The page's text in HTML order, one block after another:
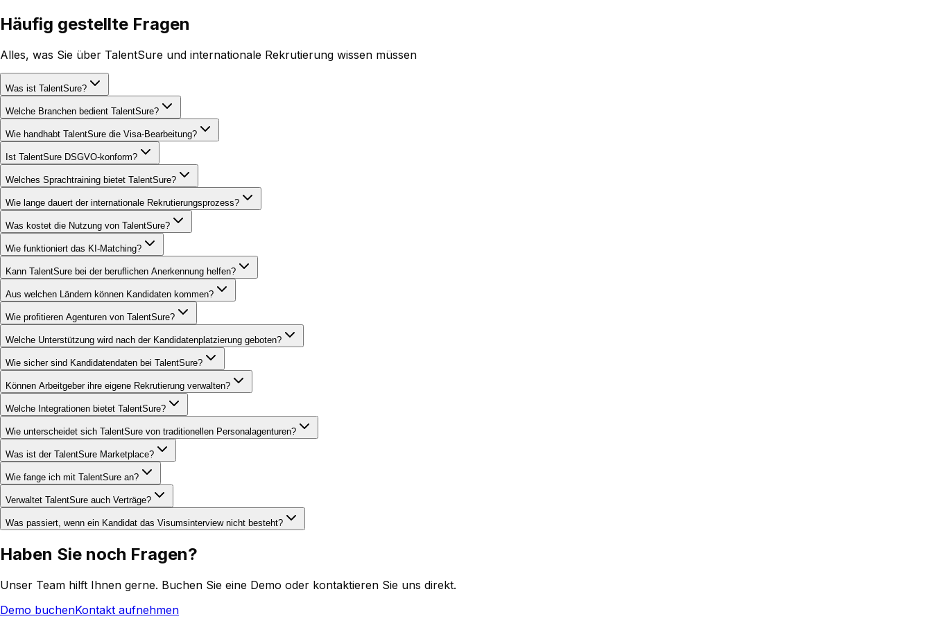
Häufig gestellte Fragen
Alles, was Sie über TalentSure und internationale Rekrutierung wissen müssen
Was ist TalentSure?
Welche Branchen bedient TalentSure?
Wie handhabt TalentSure die Visa-Bearbeitung?
Ist TalentSure DSGVO-konform?
Welches Sprachtraining bietet TalentSure?
Wie lange dauert der internationale Rekrutierungsprozess?
Was kostet die Nutzung von TalentSure?
Wie funktioniert das KI-Matching?
Kann TalentSure bei der beruflichen Anerkennung helfen?
Aus welchen Ländern können Kandidaten kommen?
Wie profitieren Agenturen von TalentSure?
Welche Unterstützung wird nach der Kandidatenplatzierung geboten?
Wie sicher sind Kandidatendaten bei TalentSure?
Können Arbeitgeber ihre eigene Rekrutierung verwalten?
Welche Integrationen bietet TalentSure?
Wie unterscheidet sich TalentSure von traditionellen Personalagenturen?
Was ist der TalentSure Marketplace?
Wie fange ich mit TalentSure an?
Verwaltet TalentSure auch Verträge?
Was passiert, wenn ein Kandidat das Visumsinterview nicht besteht?
Haben Sie noch Fragen?
Unser Team hilft Ihnen gerne. Buchen Sie eine Demo oder kontaktieren Sie uns direkt.
Demo buchenKontakt aufnehmen